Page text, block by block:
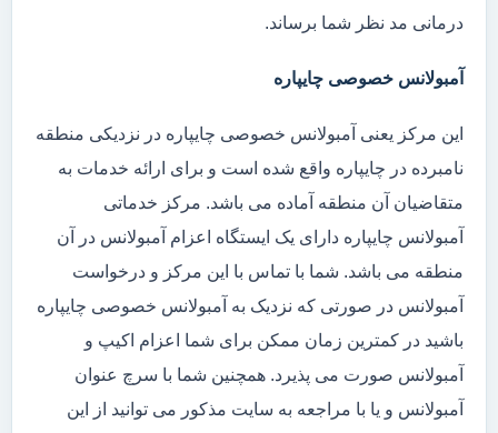
درمانی مد نظر شما برساند.
آمبولانس خصوصی چایپاره
این مرکز یعنی آمبولانس خصوصی چایپاره در نزدیکی منطقه
نامبرده در چایپاره واقع شده است و برای ارائه خدمات به
متقاضیان آن منطقه آماده می باشد. مرکز خدماتی
آمبولانس چایپاره دارای یک ایستگاه اعزام آمبولانس در آن
منطقه می باشد. شما با تماس با این مرکز و درخواست
آمبولانس در صورتی که نزدیک به آمبولانس خصوصی چایپاره
باشید در کمترین زمان ممکن برای شما اعزام اکیپ و
آمبولانس صورت می پذیرد. همچنین شما با سرچ عنوان
آمبولانس و یا با مراجعه به سایت مذکور می توانید از این